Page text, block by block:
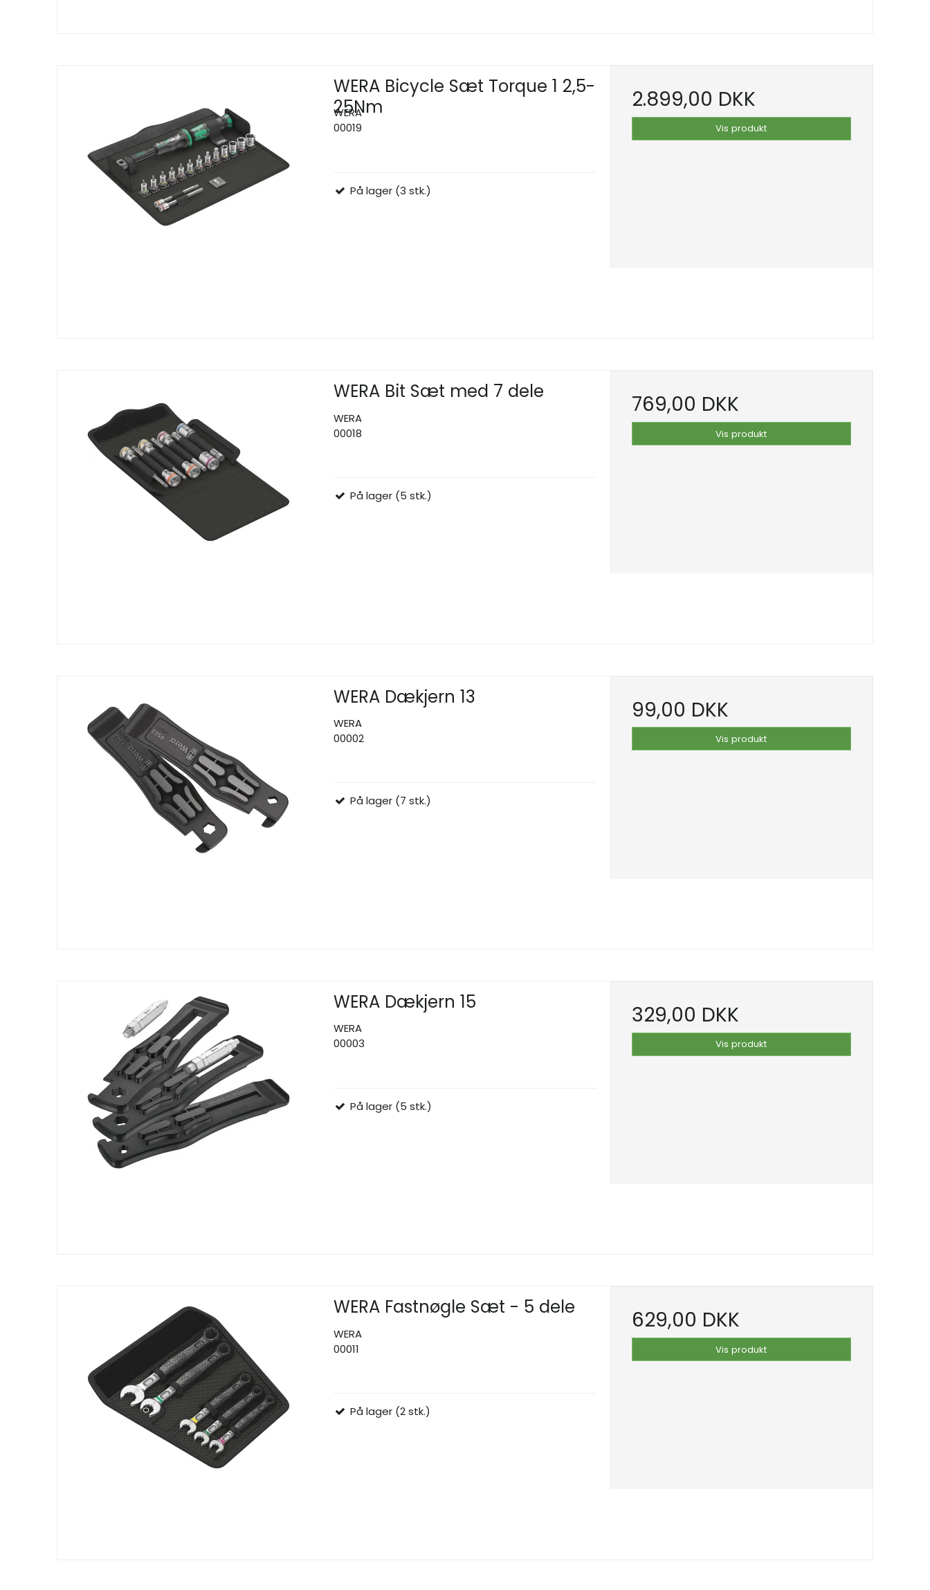
WERA Bicycle Sæt Torque 1 2,5-
25Nm
WERA
00019
På lager (3 stk.)
2.899,00 DKK
Vis produkt
WERA Bit Sæt med 7 dele
WERA
00018
På lager (5 stk.)
769,00 DKK
Vis produkt
WERA Dækjern 13
WERA
00002
På lager (7 stk.)
99,00 DKK
Vis produkt
WERA Dækjern 15
WERA
00003
På lager (5 stk.)
329,00 DKK
Vis produkt
WERA Fastnøgle Sæt - 5 dele
WERA
00011
På lager (2 stk.)
629,00 DKK
Vis produkt